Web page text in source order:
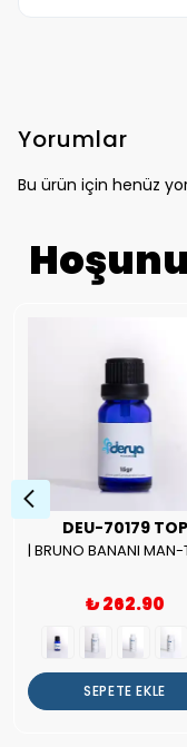
Yorumlar
Bu ürün için henüz
DEU-70179 TOP
₺ 262.90
SEPETE EKLE